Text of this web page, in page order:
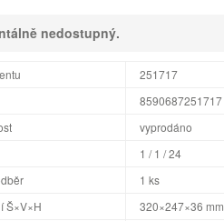
nedostupný.
251717
8590687251717
vyprodáno
1 / 1 / 24
1 ks
Š×V×H
320×247×36 mm